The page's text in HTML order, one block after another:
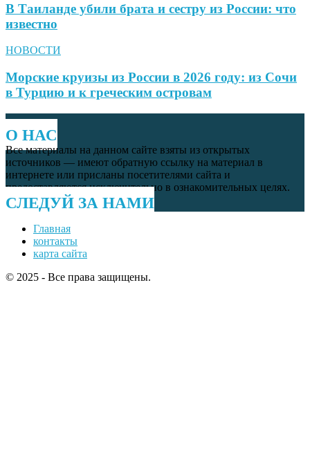
В Таиланде убили брата и сестру из России: что
известно
НОВОСТИ
Морские круизы из России в 2026 году: из Сочи
в Турцию и к греческим островам
О НАС
Все материалы на данном сайте взяты из открытых
источников — имеют обратную ссылку на материал в
интернете или присланы посетителями сайта и
предоставляются исключительно в ознакомительных целях.
СЛЕДУЙ ЗА НАМИ
Главная
контакты
карта сайта
© 2025 - Все права защищены.